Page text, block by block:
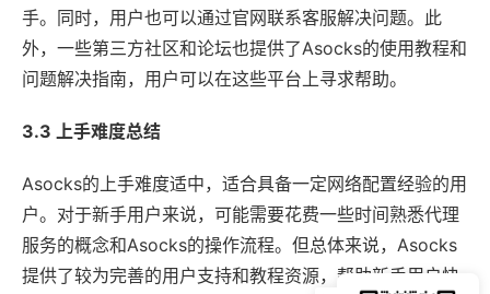
手。同时，用户也可以通过官网联系客服解决问题。此
外，一些第三方社区和论坛也提供了Asocks的使用教程和
问题解决指南，用户可以在这些平台上寻求帮助。
3.3 上手难度总结
Asocks的上手难度适中，适合具备一定网络配置经验的用
户。对于新手用户来说，可能需要花费一些时间熟悉代理
服务的概念和Asocks的操作流程。但总体来说，Asocks
提供了较为完善的用户支持和教程资源，帮助新手用户快